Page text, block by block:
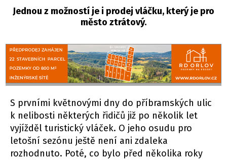
Jednou z možností je i prodej vláčku, který je pro
město ztrátový.
S prvními květnovými dny do příbramských ulic
k nelibosti některých řidičů již po několik let
vyjížděl turistický vláček. O jeho osudu pro
letošní sezónu ještě není ani zdaleka
rozhodnuto. Poté, co bylo před několika roky